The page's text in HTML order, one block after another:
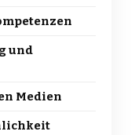
und
Medien